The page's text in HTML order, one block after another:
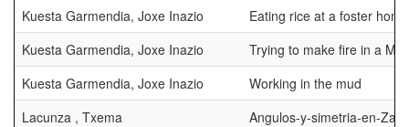
Kuesta Garmendia, Joxe Inazio
Eating rice at a foster
Kuesta Garmendia, Joxe Inazio
Trying to make fire in a
Kuesta Garmendia, Joxe Inazio
Working in the mud
Lacunza , Txema
Angulos-y-simetria-en-